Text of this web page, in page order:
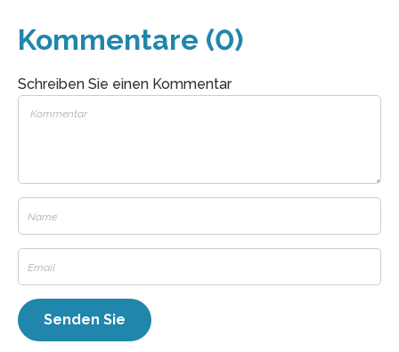
Kommentare (0)
Schreiben Sie einen Kommentar